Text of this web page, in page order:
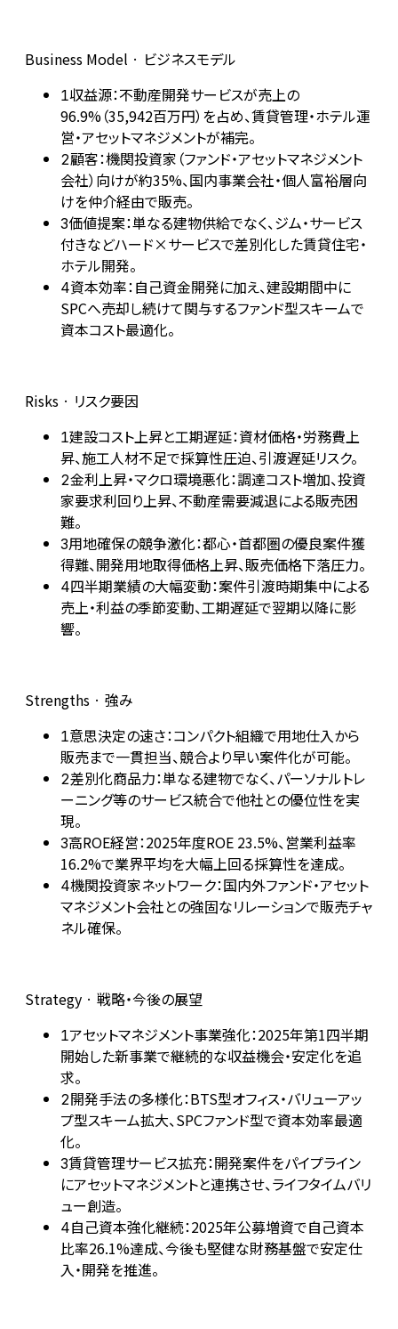
Business Model · ビジネスモデル
1収益源：不動産開発サービスが売上の
96.9%（35,942百万円）を占め、賃貸管理・ホテル運
営・アセットマネジメントが補完。
2顧客：機関投資家（ファンド・アセットマネジメント
会社）向けが約35%、国内事業会社・個人富裕層向
けを仲介経由で販売。
3価値提案：単なる建物供給でなく、ジム・サービス
付きなどハード×サービスで差別化した賃貸住宅・
ホテル開発。
4資本効率：自己資金開発に加え、建設期間中に
SPCへ売却し続けて関与するファンド型スキームで
資本コスト最適化。
Risks · リスク要因
1建設コスト上昇と工期遅延：資材価格・労務費上
昇、施工人材不足で採算性圧迫、引渡遅延リスク。
2金利上昇・マクロ環境悪化：調達コスト増加、投資
家要求利回り上昇、不動産需要減退による販売困
難。
3用地確保の競争激化：都心・首都圏の優良案件獲
得難、開発用地取得価格上昇、販売価格下落圧力。
4四半期業績の大幅変動：案件引渡時期集中による
売上・利益の季節変動、工期遅延で翌期以降に影
響。
Strengths · 強み
1意思決定の速さ：コンパクト組織で用地仕入から
販売まで一貫担当、競合より早い案件化が可能。
2差別化商品力：単なる建物でなく、パーソナルトレ
ーニング等のサービス統合で他社との優位性を実
現。
3高ROE経営：2025年度ROE 23.5%、営業利益率
16.2%で業界平均を大幅上回る採算性を達成。
4機関投資家ネットワーク：国内外ファンド・アセット
マネジメント会社との強固なリレーションで販売チャ
ネル確保。
Strategy · 戦略・今後の展望
1アセットマネジメント事業強化：2025年第1四半期
開始した新事業で継続的な収益機会・安定化を追
求。
2開発手法の多様化：BTS型オフィス・バリューアッ
プ型スキーム拡大、SPCファンド型で資本効率最適
化。
3賃貸管理サービス拡充：開発案件をパイプライン
にアセットマネジメントと連携させ、ライフタイムバリ
ュー創造。
4自己資本強化継続：2025年公募増資で自己資本
比率26.1%達成、今後も堅健な財務基盤で安定仕
入・開発を推進。